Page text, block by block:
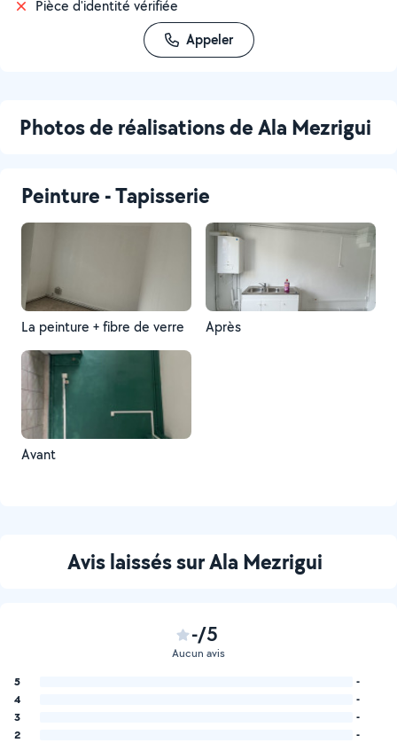
Pièce d'identité vérifiée
Appeler
Photos de réalisations de Ala Mezrigui
Peinture - Tapisserie
La peinture + fibre de verre Après
Avant
Avis laissés sur Ala Mezrigui
-/5
Aucun avis
5
-
4
-
3
-
2
-